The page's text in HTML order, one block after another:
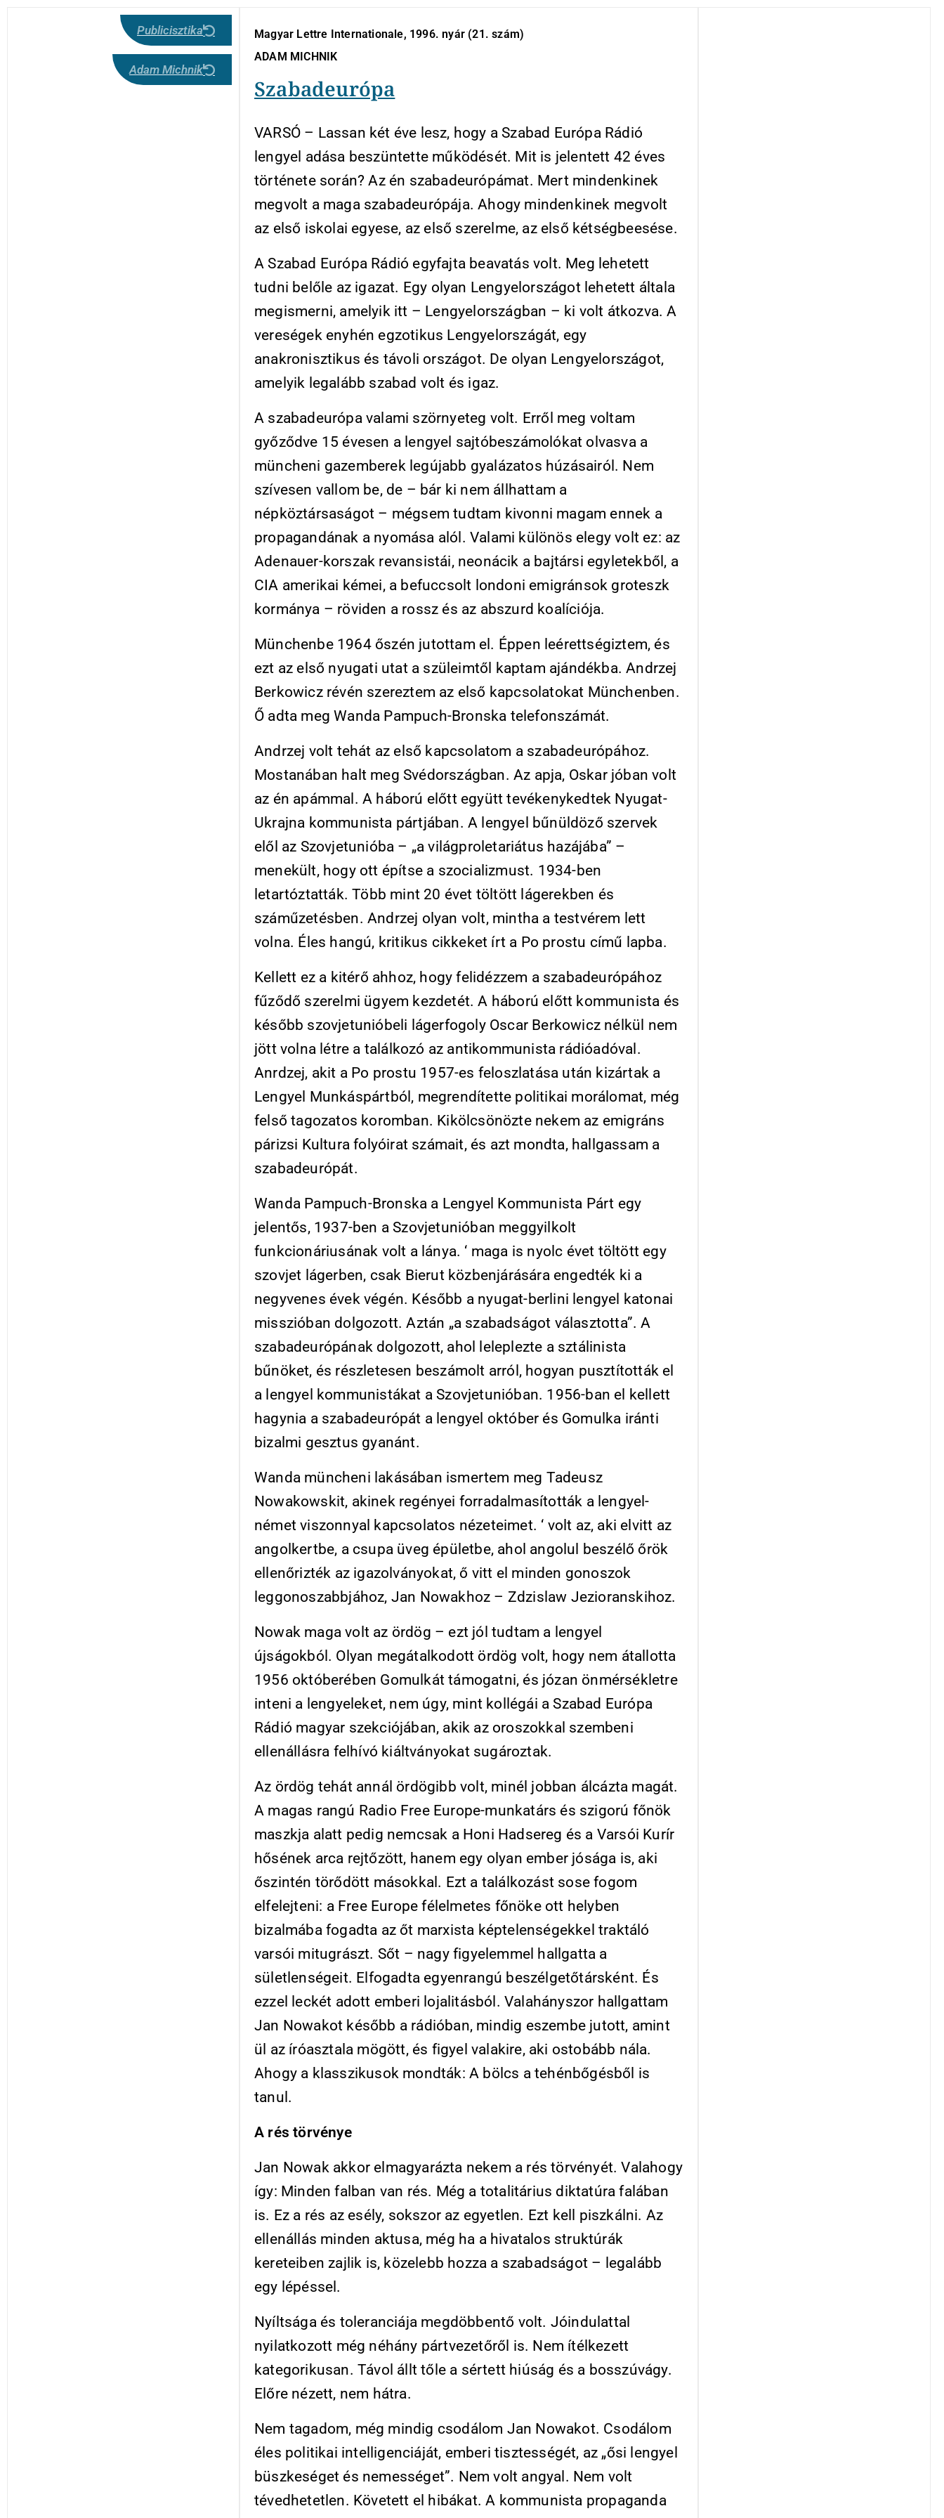
Publicisztika
Adam Michnik
Magyar Lettre Internationale, 1996. nyár (21. szám)
ADAM MICHNIK
Szabadeurópa
VARSÓ – Lassan két éve lesz, hogy a Szabad Európa Rádió
lengyel adása beszüntette működését. Mit is jelentett 42 éves
története során? Az én szabadeurópámat. Mert mindenkinek
megvolt a maga szabadeurópája. Ahogy mindenkinek megvolt
az első iskolai egyese, az első szerelme, az első kétségbeesése.
A Szabad Európa Rádió egyfajta beavatás volt. Meg lehetett
tudni belőle az igazat. Egy olyan Lengyelországot lehetett általa
megismerni, amelyik itt – Lengyelországban – ki volt átkozva. A
vereségek enyhén egzotikus Lengyelországát, egy
anakronisztikus és távoli országot. De olyan Lengyelországot,
amelyik legalább szabad volt és igaz.
A szabadeurópa valami szörnyeteg volt. Erről meg voltam
győződve 15 évesen a lengyel sajtóbeszámolókat olvasva a
müncheni gazemberek legújabb gyalázatos húzásairól. Nem
szívesen vallom be, de – bár ki nem állhattam a
népköztársaságot – mégsem tudtam kivonni magam ennek a
propagandának a nyomása alól. Valami különös elegy volt ez: az
Adenauer-korszak revansistái, neonácik a bajtársi egyletekből, a
CIA amerikai kémei, a befuccsolt londoni emigránsok groteszk
kormánya – röviden a rossz és az abszurd koalíciója.
Münchenbe 1964 őszén jutottam el. Éppen leérettségiztem, és
ezt az első nyugati utat a szüleimtől kaptam ajándékba. Andrzej
Berkowicz révén szereztem az első kapcsolatokat Münchenben.
Ő adta meg Wanda Pampuch-Bronska telefonszámát.
Andrzej volt tehát az első kapcsolatom a szabadeurópához.
Mostanában halt meg Svédországban. Az apja, Oskar jóban volt
az én apámmal. A háború előtt együtt tevékenykedtek Nyugat-
Ukrajna kommunista pártjában. A lengyel bűnüldöző szervek
elől az Szovjetunióba – „a világproletariátus hazájába” –
menekült, hogy ott építse a szocializmust. 1934-ben
letartóztatták. Több mint 20 évet töltött lágerekben és
száműzetésben. Andrzej olyan volt, mintha a testvérem lett
volna. Éles hangú, kritikus cikkeket írt a Po prostu című lapba.
Kellett ez a kitérő ahhoz, hogy felidézzem a szabadeurópához
fűződő szerelmi ügyem kezdetét. A háború előtt kommunista és
később szovjetunióbeli lágerfogoly Oscar Berkowicz nélkül nem
jött volna létre a találkozó az antikommunista rádióadóval.
Anrdzej, akit a Po prostu 1957-es feloszlatása után kizártak a
Lengyel Munkáspártból, megrendítette politikai morálomat, még
felső tagozatos koromban. Kikölcsönözte nekem az emigráns
párizsi Kultura folyóirat számait, és azt mondta, hallgassam a
szabadeurópát.
Wanda Pampuch-Bronska a Lengyel Kommunista Párt egy
jelentős, 1937-ben a Szovjetunióban meggyilkolt
funkcionáriusának volt a lánya. ‘ maga is nyolc évet töltött egy
szovjet lágerben, csak Bierut közbenjárására engedték ki a
negyvenes évek végén. Később a nyugat-berlini lengyel katonai
misszióban dolgozott. Aztán „a szabadságot választotta”. A
szabadeurópának dolgozott, ahol leleplezte a sztálinista
bűnöket, és részletesen beszámolt arról, hogyan pusztították el
a lengyel kommunistákat a Szovjetunióban. 1956-ban el kellett
hagynia a szabadeurópát a lengyel október és Gomulka iránti
bizalmi gesztus gyanánt.
Wanda müncheni lakásában ismertem meg Tadeusz
Nowakowskit, akinek regényei forradalmasították a lengyel-
német viszonnyal kapcsolatos nézeteimet. ‘ volt az, aki elvitt az
angolkertbe, a csupa üveg épületbe, ahol angolul beszélő őrök
ellenőrizték az igazolványokat, ő vitt el minden gonoszok
leggonoszabbjához, Jan Nowakhoz – Zdzislaw Jezioranskihoz.
Nowak maga volt az ördög – ezt jól tudtam a lengyel
újságokból. Olyan megátalkodott ördög volt, hogy nem átallotta
1956 októberében Gomulkát támogatni, és józan önmérsékletre
inteni a lengyeleket, nem úgy, mint kollégái a Szabad Európa
Rádió magyar szekciójában, akik az oroszokkal szembeni
ellenállásra felhívó kiáltványokat sugároztak.
Az ördög tehát annál ördögibb volt, minél jobban álcázta magát.
A magas rangú Radio Free Europe-munkatárs és szigorú főnök
maszkja alatt pedig nemcsak a Honi Hadsereg és a Varsói Kurír
hősének arca rejtőzött, hanem egy olyan ember jósága is, aki
őszintén törődött másokkal. Ezt a találkozást sose fogom
elfelejteni: a Free Europe félelmetes főnöke ott helyben
bizalmába fogadta az őt marxista képtelenségekkel traktáló
varsói mitugrászt. Sőt – nagy figyelemmel hallgatta a
sületlenségeit. Elfogadta egyenrangú beszélgetőtársként. És
ezzel leckét adott emberi lojalitásból. Valahányszor hallgattam
Jan Nowakot később a rádióban, mindig eszembe jutott, amint
ül az íróasztala mögött, és figyel valakire, aki ostobább nála.
Ahogy a klasszikusok mondták: A bölcs a tehénbőgésből is
tanul.
A rés törvénye
Jan Nowak akkor elmagyarázta nekem a rés törvényét. Valahogy
így: Minden falban van rés. Még a totalitárius diktatúra falában
is. Ez a rés az esély, sokszor az egyetlen. Ezt kell piszkálni. Az
ellenállás minden aktusa, még ha a hivatalos struktúrák
kereteiben zajlik is, közelebb hozza a szabadságot – legalább
egy lépéssel.
Nyíltsága és toleranciája megdöbbentő volt. Jóindulattal
nyilatkozott még néhány pártvezetőről is. Nem ítélkezett
kategorikusan. Távol állt tőle a sértett hiúság és a bosszúvágy.
Előre nézett, nem hátra.
Nem tagadom, még mindig csodálom Jan Nowakot. Csodálom
éles politikai intelligenciáját, emberi tisztességét, az „ősi lengyel
büszkeséget és nemességet”. Nem volt angyal. Nem volt
tévedhetetlen. Követett el hibákat. A kommunista propaganda